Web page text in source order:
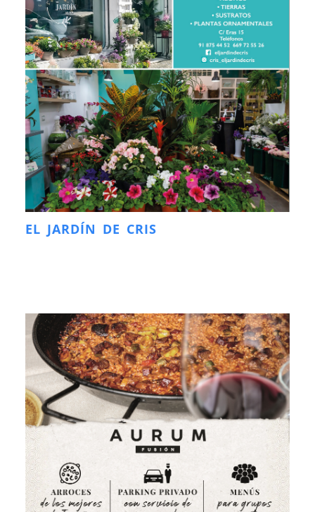
EL JARDÍN DE CRIS